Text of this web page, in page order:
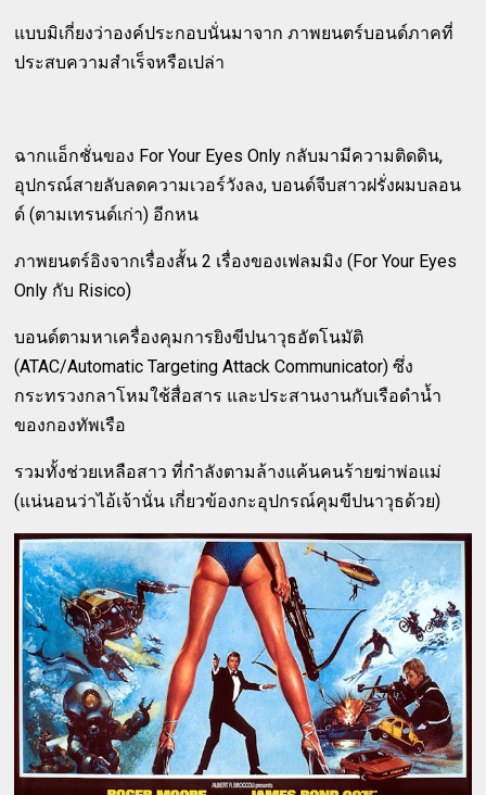
แบบมิเกี่ยงว่าองค์ประกอบนั่นมาจาก ภาพยนตร์บอนด์ภาคที่
ประสบความสำเร็จหรือเปล่า
ฉากแอ็กชั่นของ For Your Eyes Only กลับมามีความติดดิน,
อุปกรณ์สายลับลดความเวอร์วังลง, บอนด์จีบสาวฝรั่งผมบลอน
ด์ (ตามเทรนด์เก่า) อีกหน
ภาพยนตร์อิงจากเรื่องสั้น 2 เรื่องของเฟลมมิง (For Your Eyes
Only กับ Risico)
บอนด์ตามหาเครื่องคุมการยิงขีปนาวุธอัตโนมัติ
(ATAC/Automatic Targeting Attack Communicator) ซึ่ง
กระทรวงกลาโหมใช้สื่อสาร และประสานงานกับเรือดำน้ำ
ของกองทัพเรือ
รวมทั้งช่วยเหลือสาว ที่กำลังตามล้างแค้นคนร้ายฆ่าพ่อแม่
(แน่นอนว่าไอ้เจ้านั่น เกี่ยวข้องกะอุปกรณ์คุมขีปนาวุธด้วย)